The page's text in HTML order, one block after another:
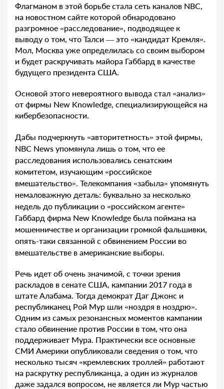
Флагманом в этой борьбе стала сеть каналов NBC,
на новостном сайте которой обнародовано
разгромное «расследование», подводящее к
выводу о том, что Талси — это «кандидат Кремля».
Мол, Москва уже определилась со своим выбором
и будет раскручивать майора Габбард в качестве
будущего президента США.
Основой этого невероятного вывода стал «анализ»
от фирмы New Knowledge, специализирующейся на
кибербезопасности.
Дабы подчеркнуть «авторитетность» этой фирмы,
NBC News упомянула лишь о том, что ее
расследования использовались сенатским
комитетом, изучающим «российское
вмешательство». Телекомпания «забыла» упомянуть
немаловажную деталь: буквально за несколько
недель до публикации о «российском агенте»
Габбард фирма New Knowledge была поймана на
мошенничестве и организации громкой фальшивки,
опять-таки связанной с обвинением России во
вмешательстве в американские выборы.
Речь идет об очень значимой, с точки зрения
раскладов в сенате США, кампании 2017 года в
штате Алабама. Тогда демократ Даг Джонс и
республиканец Рой Мур шли «ноздря в ноздрю».
Одним из самых резонансных моментов кампании
стало обвинение против России в том, что она
поддерживает Мура. Практически все основные
СМИ Америки опубликовали сведения о том, что
несколько тысяч «кремлевских троллей» работают
на раскрутку республиканца, а один из журналов
даже задался вопросом, не является ли Мур частью